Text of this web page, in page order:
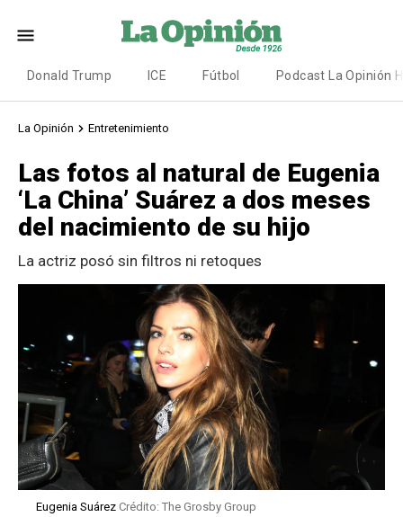
Donald Trump ICE Fútbol Podcast La Opinión
La Opinión Entretenimiento
Las fotos al natural de Eugenia
‘La China’ Suárez a dos meses
del nacimiento de su hijo
La actriz posó sin filtros ni retoques
Eugenia Suárez Crédito: The Grosby Group